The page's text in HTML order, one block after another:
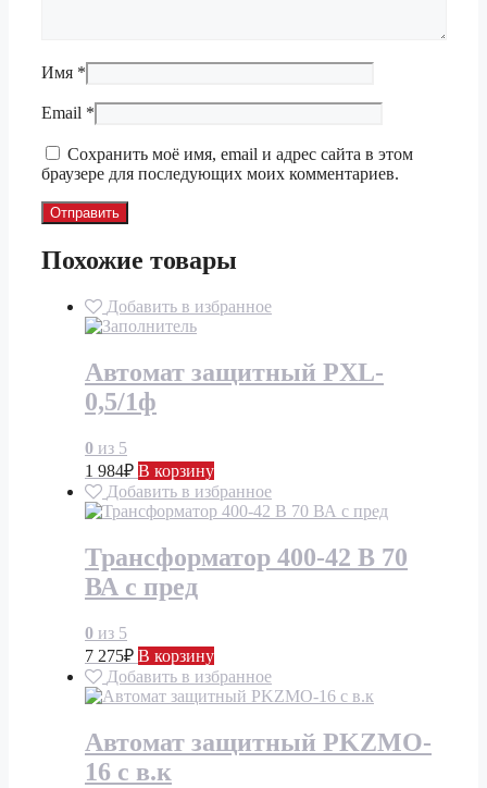
Имя *
Email *
Сохранить моё имя, email и адрес сайта в этом
браузере для последующих моих комментариев.
Похожие товары
Добавить в избранное
Автомат защитный PXL-
0,5/1ф
0 из 5
1 984₽ В корзину
Добавить в избранное
Трансформатор 400-42 В 70
ВА с пред
0 из 5
7 275₽ В корзину
Добавить в избранное
Автомат защитный PKZMO-
16 с в.к